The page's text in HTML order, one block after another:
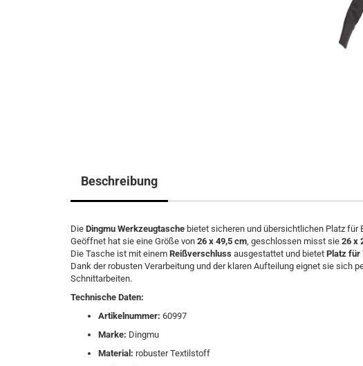
Beschreibung
Die Dingmu Werkzeugtasche bietet sicheren und übersichtlichen Platz für
Geöffnet hat sie eine Größe von 26 x 49,5 cm, geschlossen misst sie 26 x
Die Tasche ist mit einem Reißverschluss ausgestattet und bietet Platz für
Dank der robusten Verarbeitung und der klaren Aufteilung eignet sie sich
Schnittarbeiten.
Technische Daten:
Artikelnummer: 60997
Marke: Dingmu
Material: robuster Textilstoff